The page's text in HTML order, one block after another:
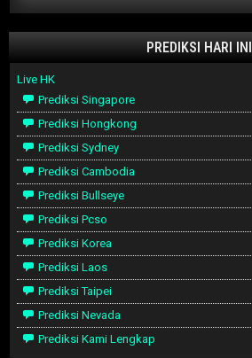
PREDIKSI HARI INI
Live HK
Prediksi Singapore
Prediksi Hongkong
Prediksi Sydney
Prediksi Cambodia
Prediksi Bullseye
Prediksi Pcso
Prediksi Korea
Prediksi Laos
Prediksi Taipei
Prediksi Nevada
Prediksi Kami Lengkap